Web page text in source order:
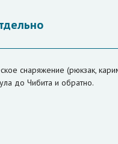
снаряжение (рюкзак,
до Чибита и обратно.